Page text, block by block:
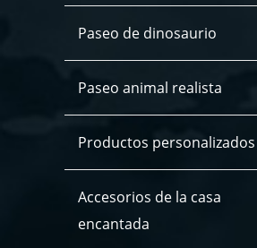
Paseo de dinosaurio
Paseo animal realista
Productos personalizados
Accesorios de la casa
encantada